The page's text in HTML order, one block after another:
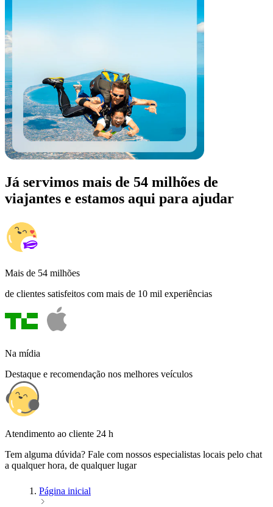
Já servimos mais de 54 milhões de
viajantes e estamos aqui para ajudar
Mais de 54 milhões
de clientes satisfeitos com mais de 10 mil experiências
Na mídia
Destaque e recomendação nos melhores veículos
Atendimento ao cliente 24 h
Tem alguma dúvida? Fale com nossos especialistas locais pelo chat
a qualquer hora, de qualquer lugar
Página inicial